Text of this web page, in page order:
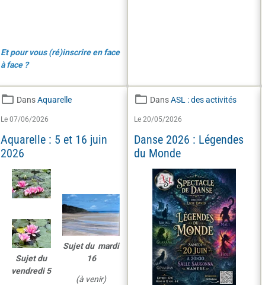
Et pour vous (ré)inscrire en face
à face ?
Dans Aquarelle
Le 07/06/2026
Aquarelle : 5 et 16 juin
2026
Sujet du
vendredi 5
Sujet du mardi
16
(à venir)
Dans ASL : des activités
Le 20/05/2026
Danse 2026 : Légendes
du Monde